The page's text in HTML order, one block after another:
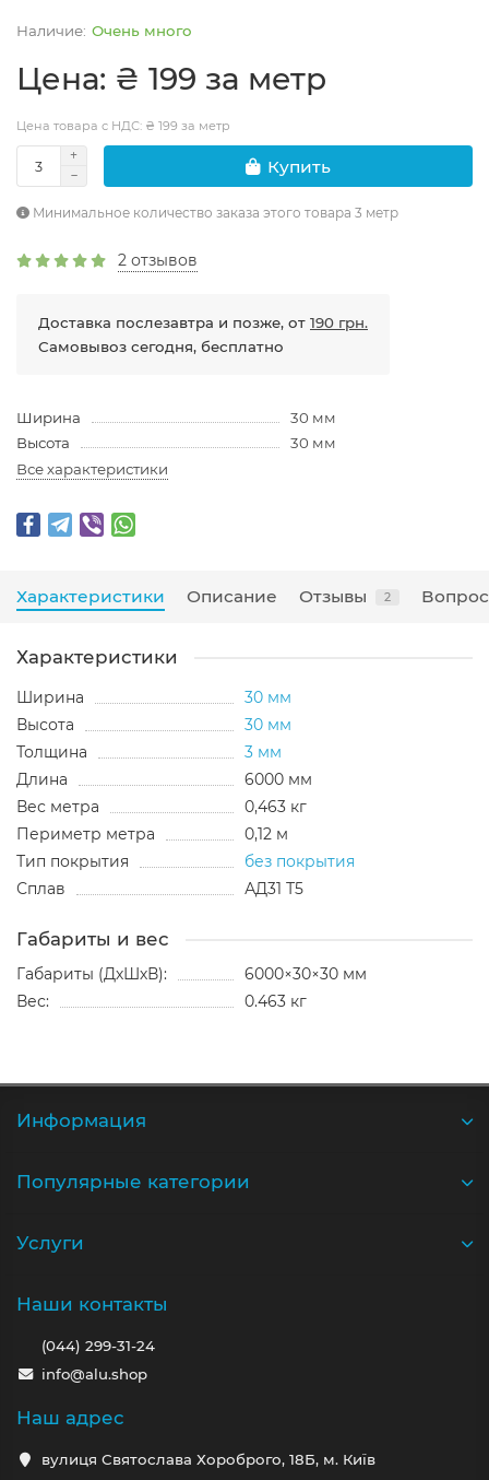
Очень много
Цена: ₴ 199 за метр
Цена товара с НДС: ₴ 199 за метр
Купить
Минимальное количество заказа этого товара 3 метр
2 отзывов
Доставка послезавтра и позже, от 190 грн.
Самовывоз сегодня, бесплатно
Ширина
30 мм
Высота
30 мм
Все характеристики
Характеристики Описание Отзывы 2
Характеристики
Ширина
30 мм
Высота
30 мм
Толщина
3 мм
Длина
6000 мм
Вес метра
0,463 кг
Периметр метра
0,12 м
Тип покрытия
без покрытия
Сплав
АД31 Т5
Габариты и вес
Габариты (ДхШхВ):
6000×30×30 мм
Вес:
0.463 кг
Информация
Популярные категории
Услуги
Наши контакты
(044) 299-31-24
info@alu.shop
Наш адрес
вулиця Святослава Хороброго, 18Б, м. Київ